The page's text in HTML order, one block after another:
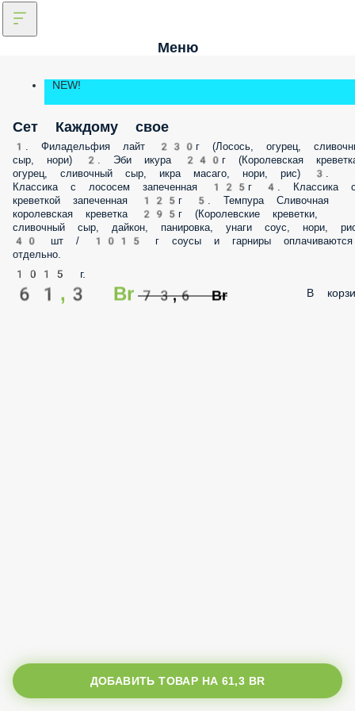
Меню
NEW!
Сет Каждому свое
1. Филадельфия лайт 230г (Лосось, огурец,
сыр, нори) 2. Эби икура 240г (Королевская
огурец, сливочный сыр, икра масаго, нори, рис) 3.
Классика с лососем запеченная 125г 4. Классика
креветкой запеченная 125г 5. Темпура Сливочная
королевская креветка 295г (Королевские креветки,
сливочный сыр, дайкон, панировка, унаги соус, нори,
40 шт / 1015 г соусы и гарниры оплачиваются
отдельно.
1015 г.
61,3 Br 73,6 Br В
ДОБАВИТЬ ТОВАР НА 61,3 BR